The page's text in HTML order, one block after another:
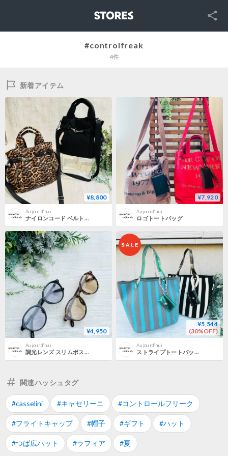
SNS
#controlfreak
4件
新着アイテム
¥8,800
Aujourd‘hui
ナイロンコード ベルトトートバッグ
¥7,920
Aujourd‘hui
ロゴトートバッグ
¥4,950
Aujourd‘hui
調光レンズ スリムボストン
¥5,544
(30%OFF)
Aujourd‘hui
ストライプトートバッグ
関連ハッシュタグ
#casselini #キャセリーニ #コントロールフリーク
#フライトキャップ #帽子 #ギフト #ハット
#つば広ハット #ラフィア #夏